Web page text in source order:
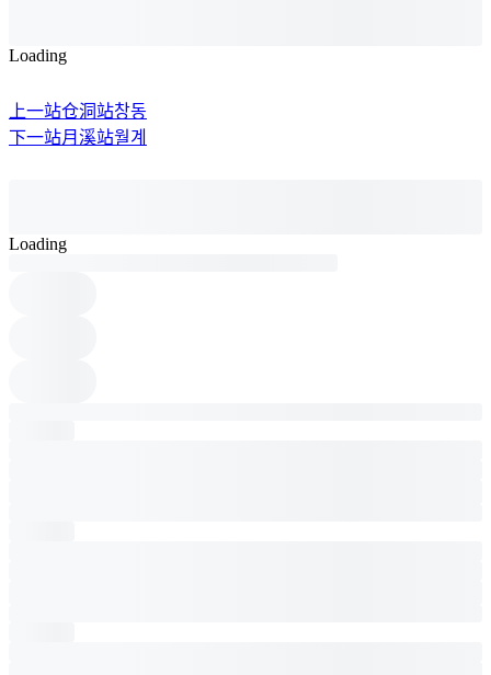
Loading
上一站仓洞站창동
下一站月溪站월계
Loading